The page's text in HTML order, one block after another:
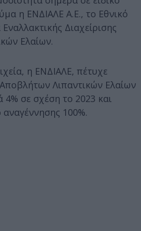
η ΕΝΔΙΑΛΕ Α.Ε., το Εθνικό
Διαχείρισης
Ελαίων.
η ΕΝΔΙΑΛΕ, πέτυχε
Λιπαντικών Ελαίων
σε σχέση το 2023 και
100%.